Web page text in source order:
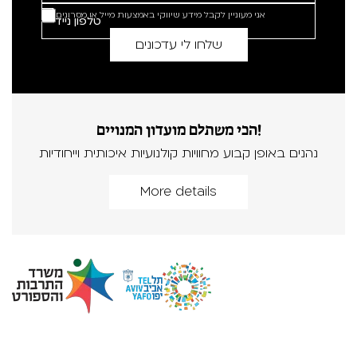
אני מעוניין לקבל מידע שיווקי באמצעות מייל או מסרונים
הכי משתלם מועדון המנויים!
נהנים באופן קבוע מחוויות קולנועיות איכותית וייחודיות
More details